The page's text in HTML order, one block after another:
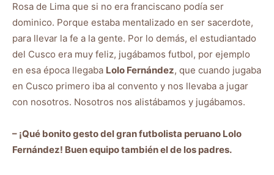
Rosa de Lima que si no era franciscano podía ser
dominico. Porque estaba mentalizado en ser sacerdote,
para llevar la fe a la gente. Por lo demás, el estudiantado
del Cusco era muy feliz, jugábamos futbol, por ejemplo
en esa época llegaba Lolo Fernández, que cuando jugaba
en Cusco primero iba al convento y nos llevaba a jugar
con nosotros. Nosotros nos alistábamos y jugábamos.
– ¡Qué bonito gesto del gran futbolista peruano Lolo
Fernández! Buen equipo también el de los padres.